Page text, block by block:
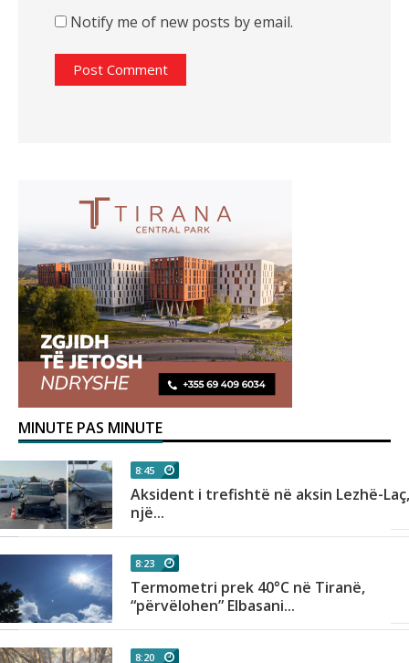
Notify me of new posts by email.
MINUTE PAS MINUTE
8:45
Aksident i trefishtë në aksin Lezhë-Laç,
një...
8:23
Termometri prek 40°C në Tiranë,
“përvëlohen” Elbasani...
8:20